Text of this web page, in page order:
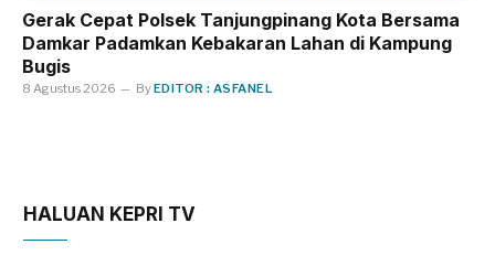
Gerak Cepat Polsek Tanjungpinang Kota Bersama
Damkar Padamkan Kebakaran Lahan di Kampung
Bugis
8 Agustus 2026 ByEDITOR : ASFANEL
HALUAN KEPRI TV